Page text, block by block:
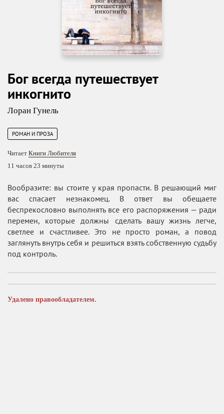
Бог всегда путешествует
инкогнито
Лоран Гунель
РОМАН И ПРОЗА
Читает Книги Любителя
11 часов 23 минуты
Вообразите: вы стоите у края пропасти. В решающий миг
вас спасает незнакомец. В ответ вы обещаете
беспрекословно выполнять все его распоряжения — ради
перемен, которые должны сделать вашу жизнь легче,
светлее и счастливее. Это не просто роман, а повод
заглянуть внутрь себя и решиться взять собственную судьбу
под контроль.
Удалено правообладателем.